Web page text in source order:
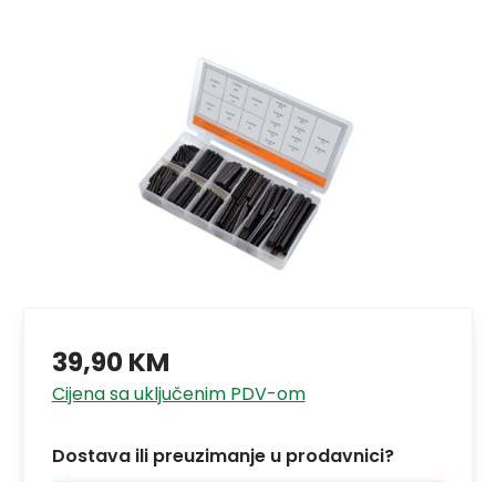
39,90 KM
Cijena sa uključenim PDV-om
Dostava ili preuzimanje u prodavnici?